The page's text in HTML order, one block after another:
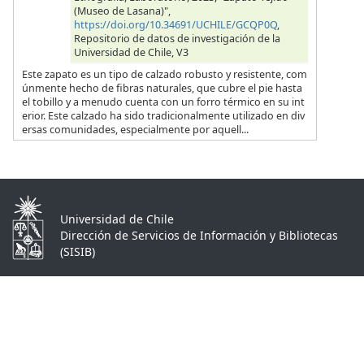
(Museo de Lasana)",
https://doi.org/10.34691/UCHILE/GCQP0Q,
Repositorio de datos de investigación de la
Universidad de Chile, V3
Este zapato es un tipo de calzado robusto y resistente, com
únmente hecho de fibras naturales, que cubre el pie hasta
el tobillo y a menudo cuenta con un forro térmico en su int
erior. Este calzado ha sido tradicionalmente utilizado en div
ersas comunidades, especialmente por aquell...
Universidad de Chile
Dirección de Servicios de Información y Bibliotecas
(SISIB)